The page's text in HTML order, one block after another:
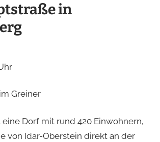
in
Greiner
eine Dorf mit rund 420 Einwohnern,
von Idar-Oberstein direkt an der